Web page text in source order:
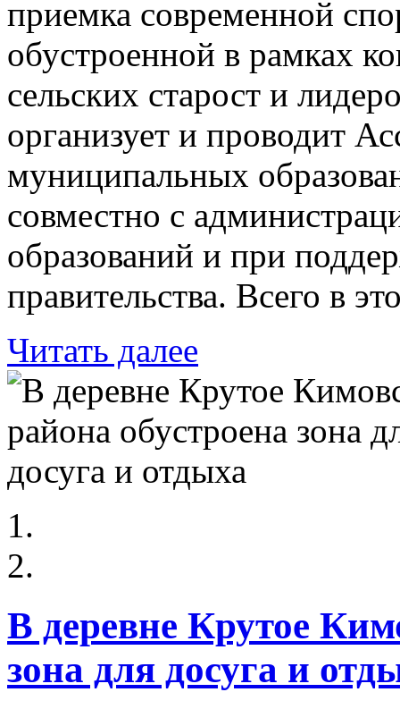
приемка современной
обустроенной в рамках
сельских старост и
организует и проводит
муниципальных
совместно с
образований и при
правительства. Всего в
Читать далее
В деревне Крутое
зона для досуга и